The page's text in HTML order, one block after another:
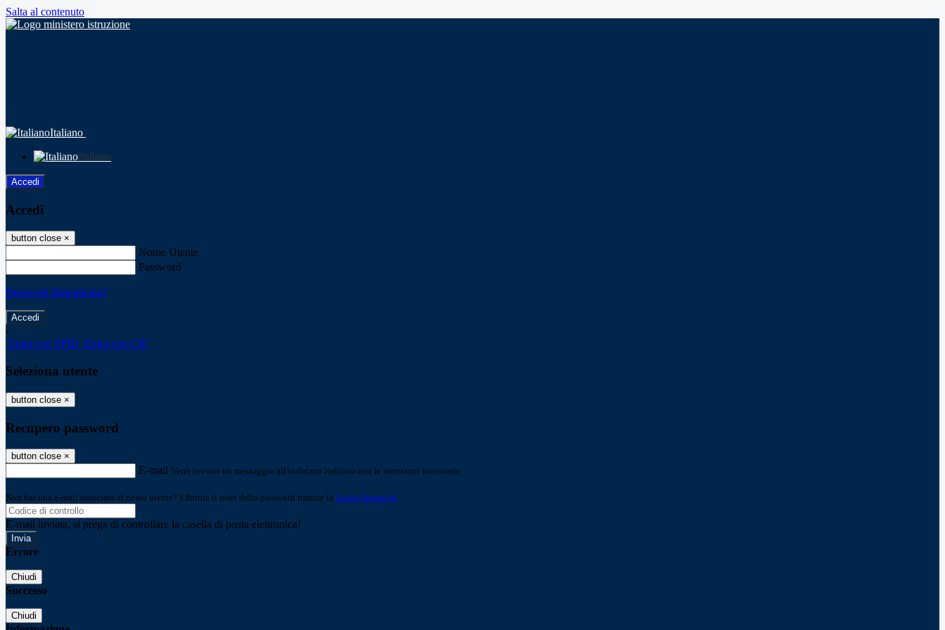
Salta al contenuto
Italiano
Italiano
Accedi
Accedi
button close ×
Nome Utente
Password
Password dimenticata?
-
Entra con SPID Entra con CIE
Seleziona utente
button close ×
Recupero password
button close ×
E-mail Verrà inviato un messaggio all'indirizzo indicato con le istruzioni necessarie.
Non hai una e-mail associata al nome utente? Effettua il reset della password tramite la Login Spaggiari
E-mail inviata, si prega di controllare la casella di posta elettronica!
Errore
Chiudi
Successo
Chiudi